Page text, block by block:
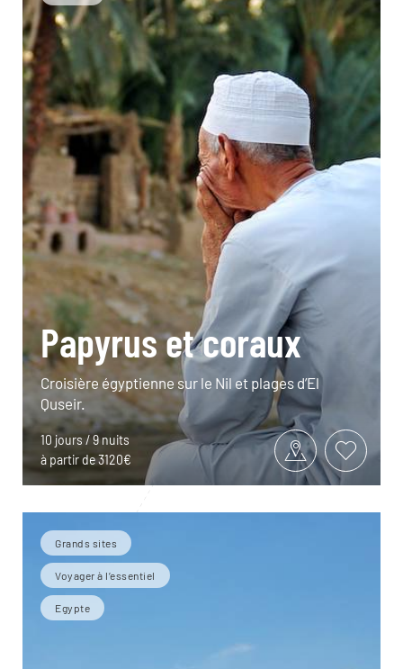
Papyrus et coraux
Croisière égyptienne sur le Nil et plages d’El
Quseir.
10 jours / 9 nuits
à partir de 3120€
Grands sites
Voyager à l’essentiel
Egypte